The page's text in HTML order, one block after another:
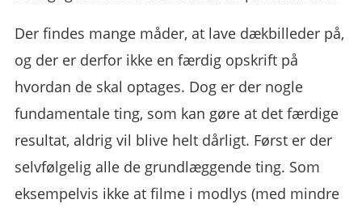
Der findes mange måder, at lave dækbilleder på,
og der er derfor ikke en færdig opskrift på
hvordan de skal optages. Dog er der nogle
fundamentale ting, som kan gøre at det færdige
resultat, aldrig vil blive helt dårligt. Først er der
selvfølgelig alle de grundlæggende ting. Som
eksempelvis ikke at filme i modlys (med mindre